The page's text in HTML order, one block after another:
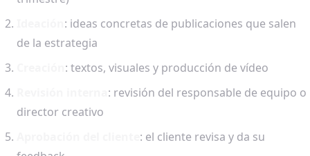
: ideas concretas de publicaciones que salen
de la estrategia
: textos, visuales y producción de vídeo
: revisión del responsable de equipo o
director creativo
: el cliente revisa y da su